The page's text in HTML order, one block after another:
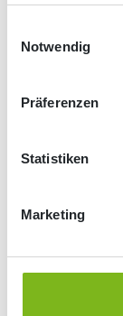
Cookies, wenn
Notwendig
Präferenzen
Statistiken
Marketing
Es weihnachtet
mit oder ohne
Studio1 bloggt